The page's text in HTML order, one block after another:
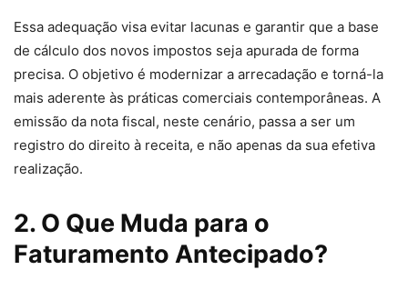
Essa adequação visa evitar lacunas e garantir que a base
de cálculo dos novos impostos seja apurada de forma
precisa. O objetivo é modernizar a arrecadação e torná-la
mais aderente às práticas comerciais contemporâneas. A
emissão da nota fiscal, neste cenário, passa a ser um
registro do direito à receita, e não apenas da sua efetiva
realização.
2. O Que Muda para o
Faturamento Antecipado?